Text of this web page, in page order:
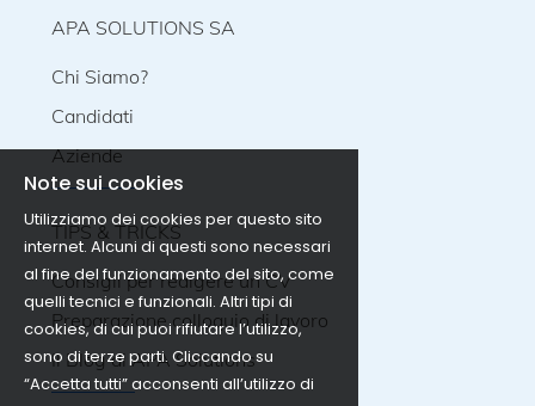
APA SOLUTIONS SA
Chi Siamo?
Candidati
Aziende
TIPS & TRICKS
Consigli per redigere un CV
Preparazione colloquio di lavoro
Il Blog di APA Solutions
Note sui cookies
Utilizziamo dei cookies per questo sito
internet. Alcuni di questi sono necessari
al fine del funzionamento del sito, come
quelli tecnici e funzionali. Altri tipi di
cookies, di cui puoi rifiutare l’utilizzo,
sono di terze parti. Cliccando su
“Accetta tutti” acconsenti all’utilizzo di